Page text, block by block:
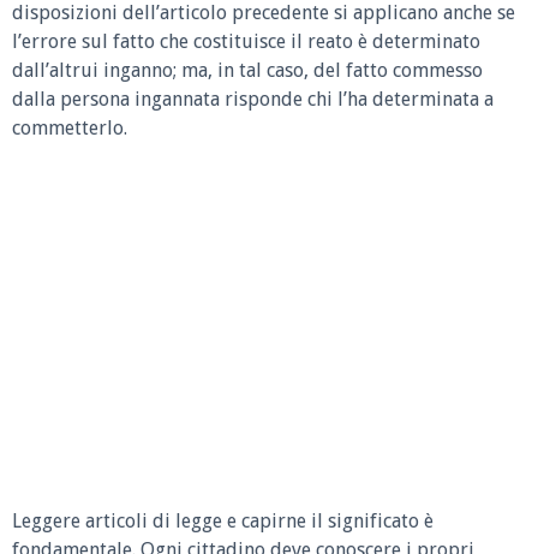
disposizioni dell’articolo precedente si applicano anche se
l’errore sul fatto che costituisce il reato è determinato
dall’altrui inganno; ma, in tal caso, del fatto commesso
dalla persona ingannata risponde chi l’ha determinata a
commetterlo.
Leggere articoli di legge e capirne il significato è
fondamentale. Ogni cittadino deve conoscere i propri